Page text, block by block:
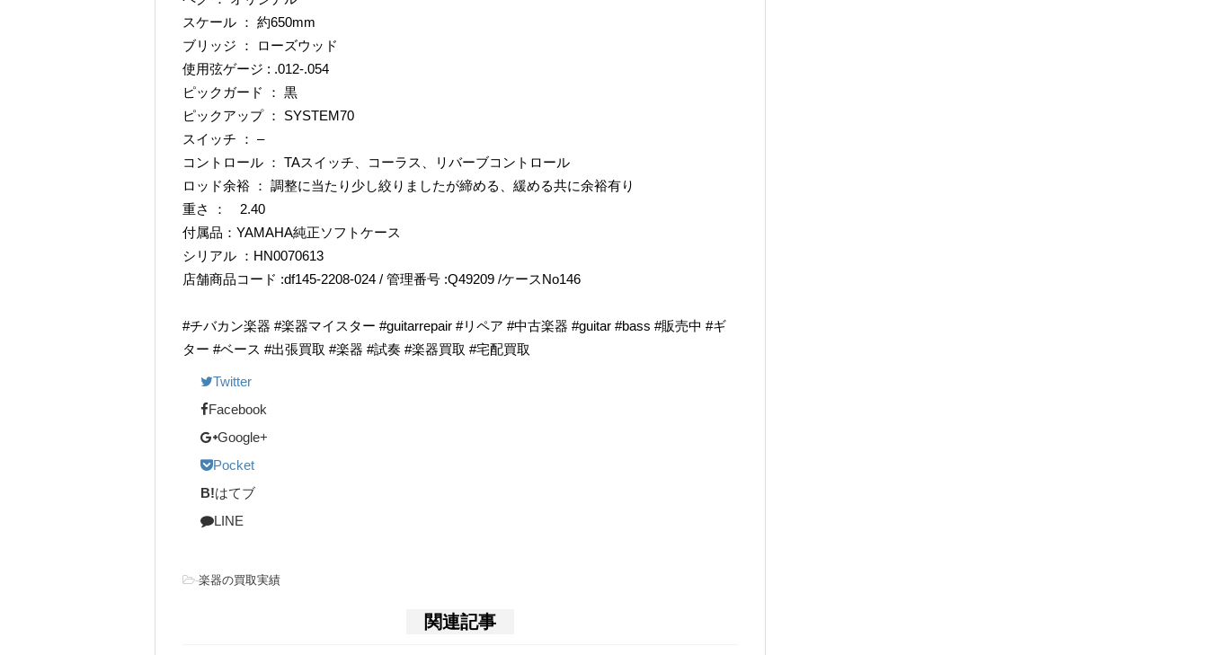
スケール ： 約650mm
ブリッジ ： ローズウッド
使用弦ゲージ : .012-.054
ピックガード ： 黒
ピックアップ ： SYSTEM70
スイッチ ： –
コントロール ： TAスイッチ、コーラス、リバーブコントロール
ロッド余裕 ： 調整に当たり少し絞りましたが締める、緩める共に余裕有り
重さ ： 2.40
付属品：YAMAHA純正ソフトケース
シリアル ：HN0070613
店舗商品コード :df145-2208-024 / 管理番号 :Q49209 /ケースNo146
#チバカン楽器 #楽器マイスター #guitarrepair #リペア #中古楽器 #guitar #bass #販売中 #ギ
ター #ベース #出張買取 #楽器 #試奏 #楽器買取 #宅配買取
Twitter
Facebook
Google+
Pocket
B!はてブ
LINE
-楽器の買取実績
関連記事